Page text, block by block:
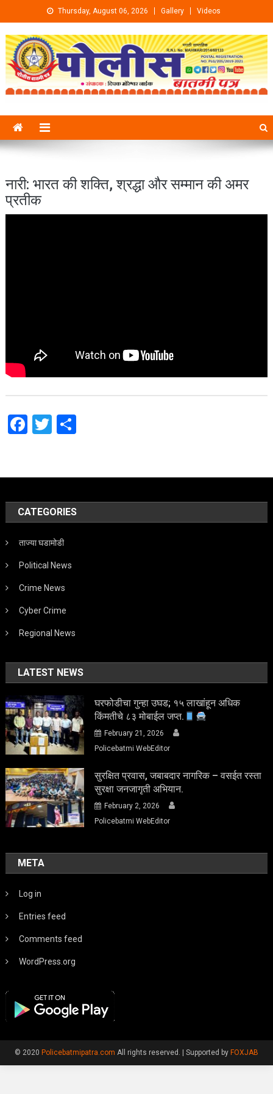
Skip to content Thursday, August 06, 2026 Gallery Videos
नारी: भारत की शक्ति, श्रद्धा और सम्मान की अमर
प्रतीक
Facebook
Twitter
CATEGORIES
ताज्या घडामोडी
Political News
Crime News
Cyber Crime
Regional News
LATEST NEWS
घरफोडीचा गुन्हा उघड; १५ लाखांहून अधिक
किंमतीचे ८३ मोबाईल जप्त.
February 21, 2026
Policebatmi WebEditor
सुरक्षित प्रवास, जबाबदार नागरिक – वसईत रस्ता
सुरक्षा जनजागृती अभियान.
February 2, 2026
Policebatmi WebEditor
META
Log in
Entries feed
Comments feed
WordPress.org
© 2020 Policebatmipatra.com All rights reserved. Supported by FOXJAB